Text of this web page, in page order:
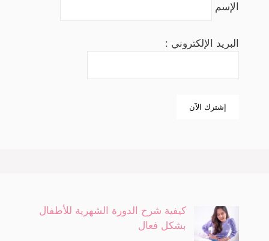
الإسم
البريد الإلكتروني :
كيفية شرح الدورة الشهرية للأطفال
بشكل فعال